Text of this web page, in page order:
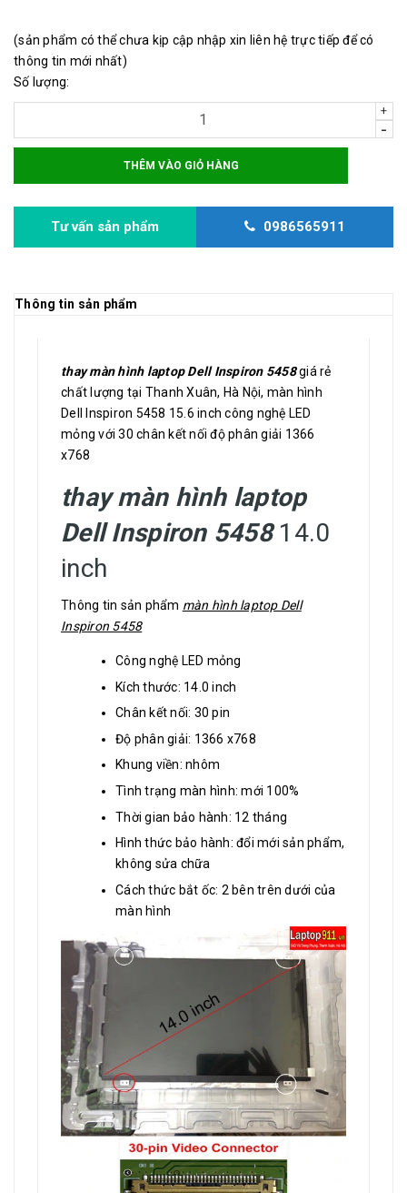
(sản phẩm có thể chưa kịp cập nhập xin liên hệ trực tiếp để có
thông tin mới nhất)
Số lượng:
+
-
THÊM VÀO GIỎ HÀNG
Tư vấn sản phẩm 0986565911
Thông tin sản phẩm
thay màn hình laptop Dell Inspiron 5458giá rẻ
chất lượng tại Thanh Xuân, Hà Nội, màn hình
Dell Inspiron 5458 15.6 inch công nghệ LED
mỏng với 30 chân kết nối độ phân giải 1366
x768
thay màn hình laptop
Dell Inspiron 545814.0
inch
Thông tin sản phẩm màn hình laptop Dell
Inspiron 5458
Công nghệ LED mỏng
Kích thước: 14.0 inch
Chân kết nối: 30 pin
Độ phân giải: 1366 x768
Khung viền: nhôm
Tình trạng màn hình: mới 100%
Thời gian bảo hành: 12 tháng
Hình thức bảo hành: đổi mới sản phẩm,
không sửa chữa
Cách thức bắt ốc: 2 bên trên dưới của
màn hình